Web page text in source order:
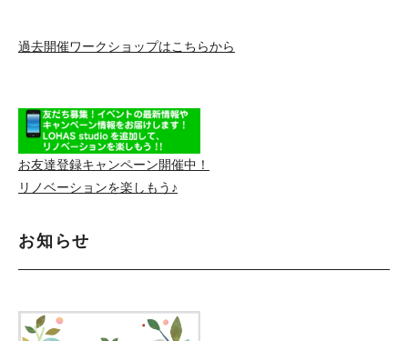
過去開催ワークショップはこちらから
お友達登録キャンペーン開催中！
リノベーションを楽しもう♪
お知らせ